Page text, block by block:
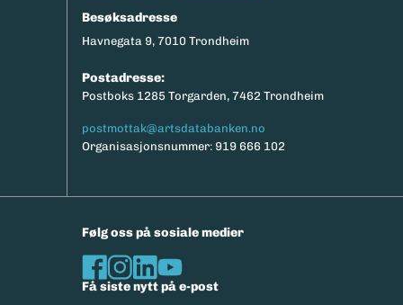
Besøksadresse
Havnegata 9, 7010 Trondheim
Postadresse:
Postboks 1285 Torgarden, 7462 Trondheim
postmottak@artsdatabanken.no
Organisasjonsnummer: 919 666 102
Følg oss på sosiale medier
Få siste nytt på e-post